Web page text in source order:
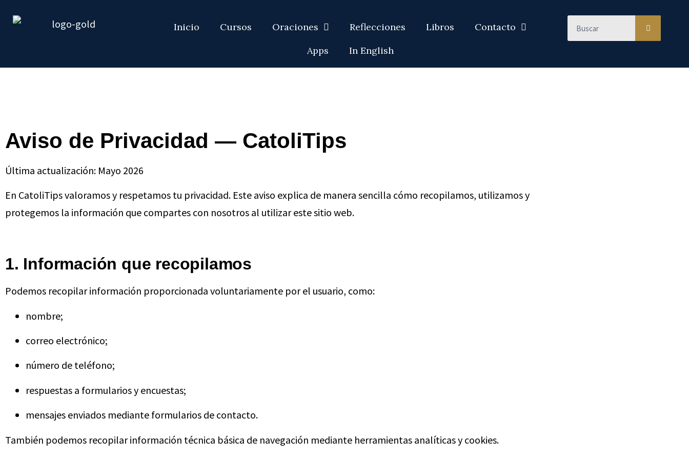
Inicio Cursos Oraciones Reflecciones Libros
Contacto
Apps
In English
Aviso de Privacidad — CatoliTips
Última actualización: Mayo 2026
En CatoliTips valoramos y respetamos tu privacidad. Este aviso explica de manera sencilla cómo recopilamos, utilizamos y
protegemos la información que compartes con nosotros al utilizar este sitio web.
1. Información que recopilamos
Podemos recopilar información proporcionada voluntariamente por el usuario, como:
nombre;
correo electrónico;
número de teléfono;
respuestas a formularios y encuestas;
mensajes enviados mediante formularios de contacto.
También podemos recopilar información técnica básica de navegación mediante herramientas analíticas y cookies.